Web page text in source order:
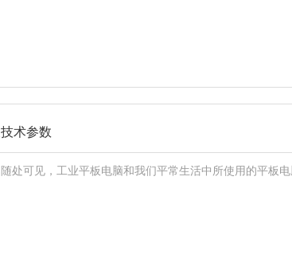
术参数
处可见，工业平板电脑和我们平常生活中所使用的平板